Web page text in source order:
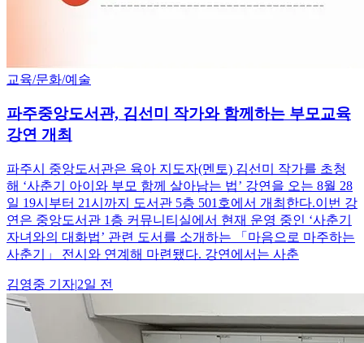
교육/문화/예술
파주중앙도서관, 김선미 작가와 함께하는 부모교육
강연 개최
파주시 중앙도서관은 육아 지도자(멘토) 김선미 작가를 초청
해 ‘사춘기 아이와 부모 함께 살아남는 법’ 강연을 오는 8월 28
일 19시부터 21시까지 도서관 5층 501호에서 개최한다.이번 강
연은 중앙도서관 1층 커뮤니티실에서 현재 운영 중인 ‘사춘기
자녀와의 대화법’ 관련 도서를 소개하는 「마음으로 마주하는
사춘기」 전시와 연계해 마련됐다. 강연에서는 사춘
김영중 기자|2일 전